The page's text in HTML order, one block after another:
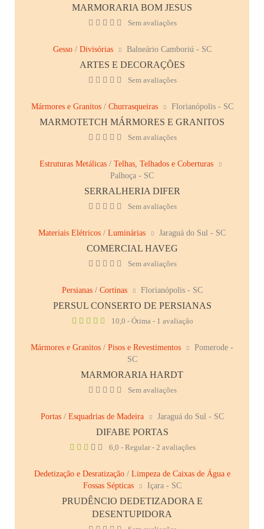
MARMORARIA BOM JESUS
Sem avaliações
Gesso/ Divisórias Balneário Camboriú - SC
ARTES E DECORAÇÕES
Sem avaliações
Mármores e Granitos/ Churrasqueiras Florianópolis - SC
MARMOTETCH MÁRMORES E GRANITOS
Sem avaliações
Estruturas Metálicas / Telhas, Telhados e Coberturas
Palhoça - SC
SERRALHERIA DIFER
Sem avaliações
Materiais Elétricos / Luminárias Jaraguá do Sul - SC
COMERCIAL HAVEG
Sem avaliações
Persianas/ Cortinas Florianópolis - SC
PERSUL CONSERTO DE PERSIANAS
10,0 - Ótima - 1 avaliação
Mármores e Granitos / Pisos e Revestimentos
Pomerode -
SC
MARMORARIA HARDT
Sem avaliações
Portas/ Esquadrias de Madeira Jaraguá do Sul - SC
DIFABE PORTAS
6,0 - Regular - 2 avaliações
Dedetização e Desratização/ Limpeza de Caixas de Água e
Fossas Sépticas
Içara - SC
PRUDÊNCIO DEDETIZADORA E
DESENTUPIDORA